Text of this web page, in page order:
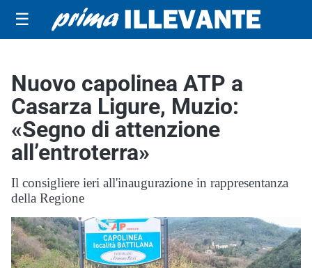
☰
Nuovo capolinea ATP a
Casarza Ligure, Muzio:
«Segno di attenzione
all’entroterra»
Il consigliere ieri all'inaugurazione in rappresentanza
della Regione